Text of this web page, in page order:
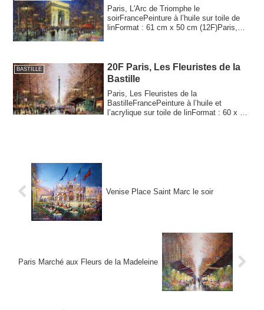
Paris, L'Arc de Triomphe le
soirFrancePeinture à l’huile sur toile de
linFormat : 61 cm x 50 cm (12F)Paris,
BASTILLE
20F Paris, Les Fleuristes de la
Bastille
Paris, Les Fleuristes de la
BastilleFrancePeinture à l’huile et
l’acrylique sur toile de linFormat : 60 x 73
Venise Place Saint Marc le soir
Paris Marché aux Fleurs de la Madeleine